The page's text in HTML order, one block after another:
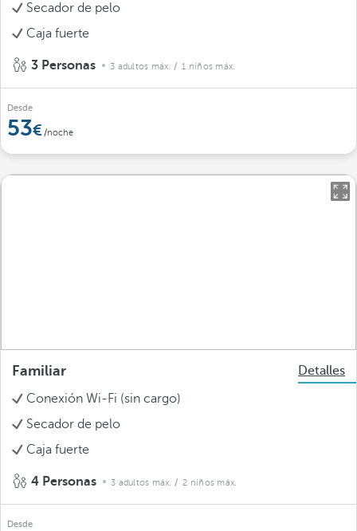
Secador de pelo
Caja fuerte
3 Personas 3 adultos máx. / 1 niños máx.
Desde
53 /noche
Familiar
Detalles
Conexión Wi-Fi (sin cargo)
Secador de pelo
Caja fuerte
4 Personas 3 adultos máx. / 2 niños máx.
Desde